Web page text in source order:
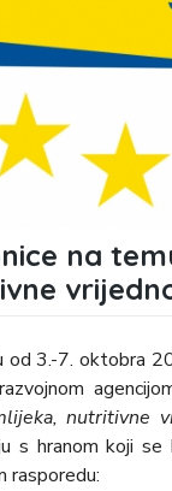
na
od 3.-7. oktobra
nutritivne
s hranom koji
rasporedu: